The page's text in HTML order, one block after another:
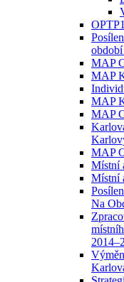
MAP
MAP
MAP
MAP
MAP
Místní
Místní
Na